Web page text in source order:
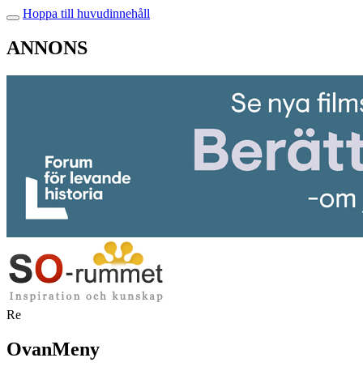
Hoppa till huvudinnehåll
ANNONS
Re
OvanMeny